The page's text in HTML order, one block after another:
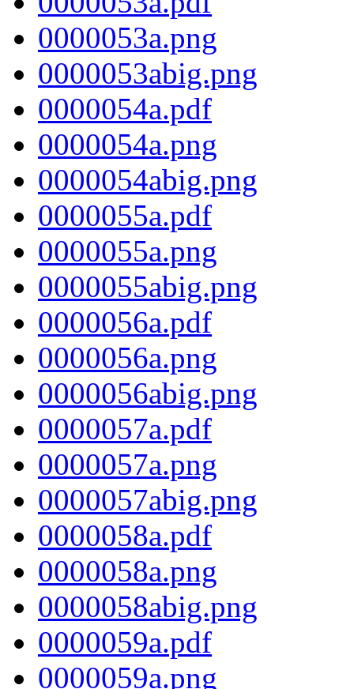
0000053a.png
0000053abig.png
0000054a.pdf
0000054a.png
0000054abig.png
0000055a.pdf
0000055a.png
0000055abig.png
0000056a.pdf
0000056a.png
0000056abig.png
0000057a.pdf
0000057a.png
0000057abig.png
0000058a.pdf
0000058a.png
0000058abig.png
0000059a.pdf
0000059a.png